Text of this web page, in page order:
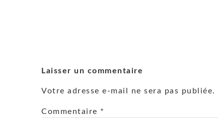
Laisser un commentaire
Votre adresse e-mail ne sera pas publiée.
Commentaire *